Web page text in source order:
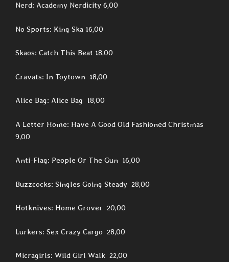
Nerd: Academy Nerdicity 6,00
No Sports: King Ska 16,00
Skaos: Catch This Beat 18,00
Cravats: In Toytown 18,00
Alice Bag: Alice Bag 18,00
A Letter Home: Have A Good Old Fashioned Christmas
9,00
Anti-Flag: People Or The Gun 16,00
Buzzcocks: Singles Going Steady 28,00
Hotknives: Home Grover 20,00
Lurkers: Sex Crazy Cargo 28,00
Micragirls: Wild Girl Walk 22,00